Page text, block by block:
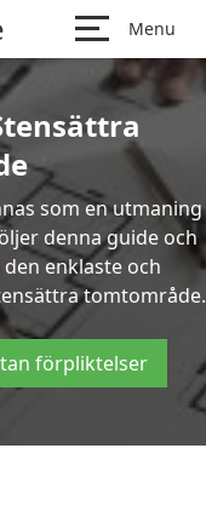
Menu
som en utmaning
denna guide och
enklaste och
tomtområde.
förpliktelser